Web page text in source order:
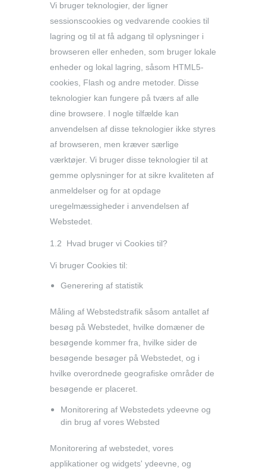
Vi bruger teknologier, der ligner
sessionscookies og vedvarende cookies til
lagring og til at få adgang til oplysninger i
browseren eller enheden, som bruger lokale
enheder og lokal lagring, såsom HTML5-
cookies, Flash og andre metoder. Disse
teknologier kan fungere på tværs af alle
dine browsere. I nogle tilfælde kan
anvendelsen af disse teknologier ikke styres
af browseren, men kræver særlige
værktøjer. Vi bruger disse teknologier til at
gemme oplysninger for at sikre kvaliteten af
anmeldelser og for at opdage
uregelmæssigheder i anvendelsen af
Webstedet.
1.2 Hvad bruger vi Cookies til?
Vi bruger Cookies til:
Generering af statistik
Måling af Webstedstrafik såsom antallet af
besøg på Webstedet, hvilke domæner de
besøgende kommer fra, hvilke sider de
besøgende besøger på Webstedet, og i
hvilke overordnede geografiske områder de
besøgende er placeret.
Monitorering af Webstedets ydeevne og
din brug af vores Websted
Monitorering af webstedet, vores
applikationer og widgets' ydeevne, og